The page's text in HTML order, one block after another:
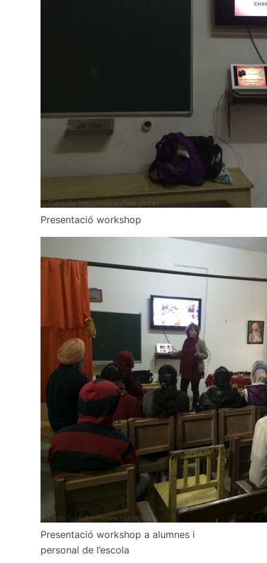
Presentació workshop
Presentació workshop a alumnes i
personal de l’escola